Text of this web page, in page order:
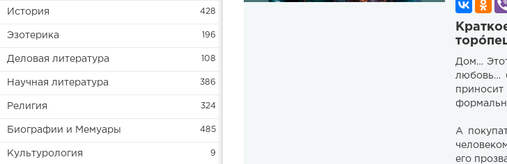
История 428
Эзотерика 196
Деловая литература 108
Научная литература 386
Религия 324
Биографии и Мемуары 485
Культурология 9
Дом…
любовь…
А
его